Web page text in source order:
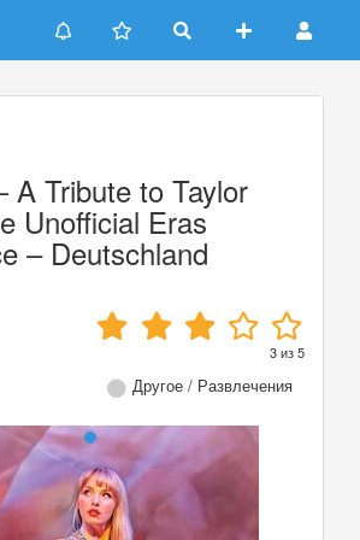
Tribute to Taylor
Unofficial Eras
– Deutschland
3из5
Другое / Развлечения